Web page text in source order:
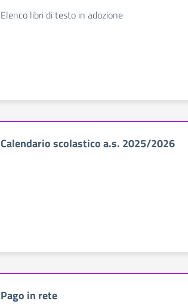
Elenco libri di testo in adozione
Calendario scolastico a.s. 2025/2026
Pago in rete